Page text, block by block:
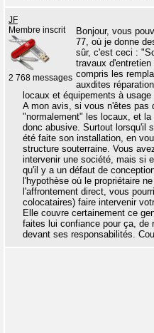
JF
Membre inscrit
2 768 messages
Bonjour, vous
77, où je donne
sûr, c'est ceci :
travaux
compris les
auxdites
locaux et équipements à
A mon avis, si vous n'êtes
"normalement" les locaux, et
donc abusive. Surtout lorsqu'il
été faite son installation, en
structure souterraine. Vous
intervenir une société, mais si
qu'il y a un défaut de
l'hypothèse où le propriétaire
l'affrontement direct, vous
colocataires) faire intervenir
Elle couvre certainement ce
faites lui confiance pour ça, de
devant ses responsabilités.